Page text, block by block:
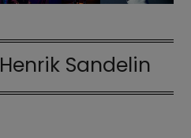
Henrik Sandelin